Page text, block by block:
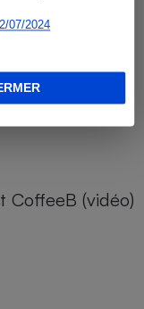
07/2024
CoffeeB (vidéo)